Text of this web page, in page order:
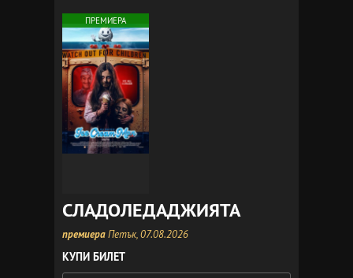
ПРЕМИЕРА
СЛАДОЛЕДАДЖИЯТА
премиераПетък, 07.08.2026
КУПИ БИЛЕТ